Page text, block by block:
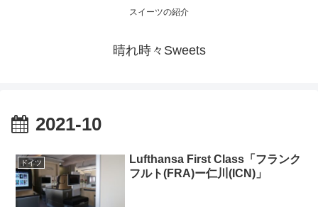
スイーツの紹介
晴れ時々Sweets
2021-10
ドイツ
Lufthansa First Class「フランク
フルト(FRA)ー仁川(ICN)」